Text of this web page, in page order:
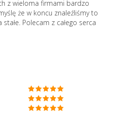
z wieloma firmami bardzo
że w koncu znaleźliśmy to
Polecam z całego serca